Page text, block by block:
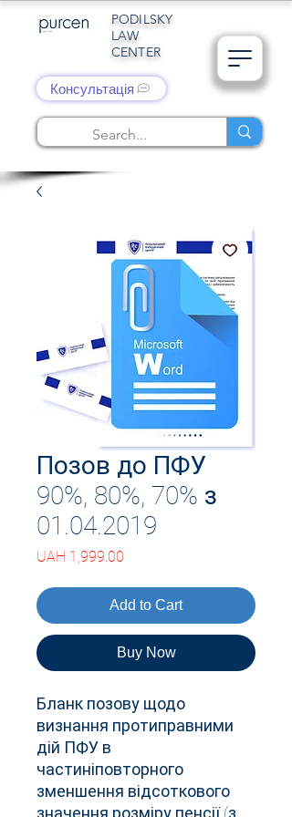
PODILSKY
LAW
CENTER
Консультація
Позов до ПФУ
90%, 80%, 70% з
01.04.2019
UAH 1,999.00
Add to Cart
Buy Now
Бланк позову щодо
визнання протиправними
дій ПФУ в
частиніповторного
зменшення відсоткового
значення розміру пенсії (з